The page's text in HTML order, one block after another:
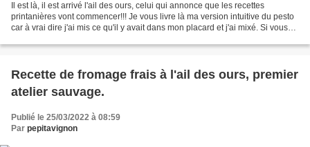
Il est là, il est arrivé l'ail des ours, celui qui annonce que les recettes
printanières vont commencer!!! Je vous livre là ma version intuitive du pesto
car à vrai dire j'ai mis ce qu'il y avait dans mon placard et j'ai mixé. Si vous
Recette de fromage frais à l'ail des ours, premier
atelier sauvage.
Publié le 25/03/2022 à 08:59
Par pepitavignon